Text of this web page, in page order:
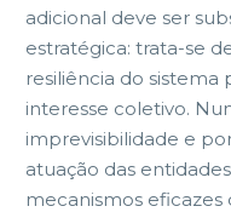
adicional deve ser
estratégica: trata-se
resiliência do
interesse coletivo.
imprevisibilidade e
atuação das
mecanismos eficazes